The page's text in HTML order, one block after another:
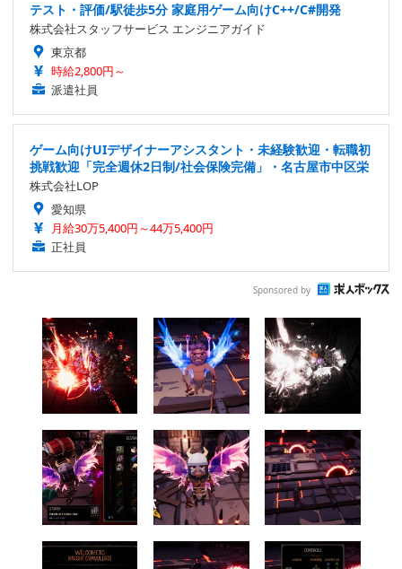
テスト・評価/駅徒歩5分 家庭用ゲーム向けC++/C#開発
株式会社スタッフサービス エンジニアガイド
東京都
時給2,800円～
派遣社員
ゲーム向けUIデザイナーアシスタント・未経験歓迎・転職初
挑戦歓迎「完全週休2日制/社会保険完備」・名古屋市中区栄
株式会社LOP
愛知県
月給30万5,400円～44万5,400円
正社員
Sponsored by